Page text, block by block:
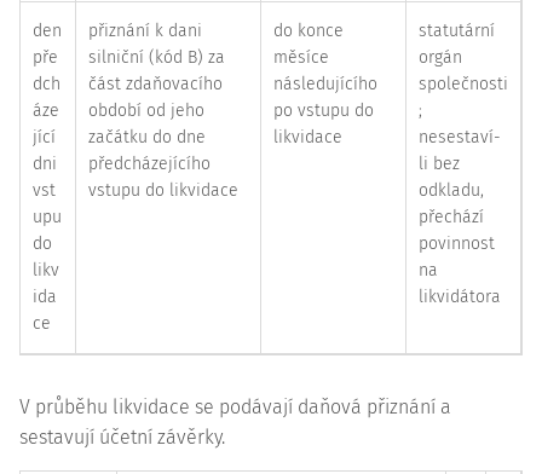
den
pře
dch
áze
jící
dni
vst
upu
do
likv
ida
ce
přiznání k dani
silniční (kód B) za
část zdaňovacího
období od jeho
začátku do dne
předcházejícího
vstupu do likvidace
do konce
měsíce
následujícího
po vstupu do
likvidace
statutární
orgán
společnosti
;
nesestaví-
li bez
odkladu,
přechází
povinnost
na
likvidátora
V průběhu likvidace se podávají daňová přiznání a
sestavují účetní závěrky.